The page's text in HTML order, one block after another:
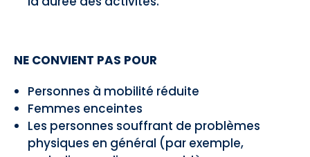
NE CONVIENT PAS POUR
Personnes à mobilité réduite
Femmes enceintes
Les personnes souffrant de problèmes
physiques en général (par exemple,